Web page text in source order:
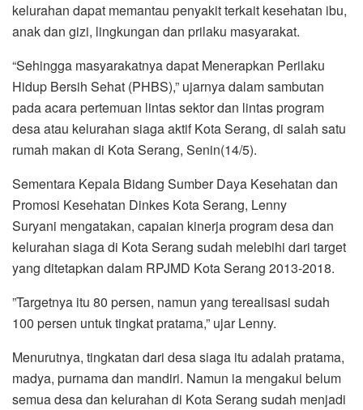
kelurahan dapat memantau penyakit terkait kesehatan ibu,
anak dan gizi, lingkungan dan prilaku masyarakat.
“Sehingga masyarakatnya dapat Menerapkan Perilaku
Hidup Bersih Sehat (PHBS),” ujarnya dalam sambutan
pada acara pertemuan lintas sektor dan lintas program
desa atau kelurahan siaga aktif Kota Serang, di salah satu
rumah makan di Kota Serang, Senin(14/5).
Sementara Kepala Bidang Sumber Daya Kesehatan dan
Promosi Kesehatan Dinkes Kota Serang, Lenny
Suryani mengatakan, capaian kinerja program desa dan
kelurahan siaga di Kota Serang sudah melebihi dari target
yang ditetapkan dalam RPJMD Kota Serang 2013-2018.
”Targetnya itu 80 persen, namun yang terealisasi sudah
100 persen untuk tingkat pratama,” ujar Lenny.
Menurutnya, tingkatan dari desa siaga itu adalah pratama,
madya, purnama dan mandiri. Namun ia mengakui belum
semua desa dan kelurahan di Kota Serang sudah menjadi